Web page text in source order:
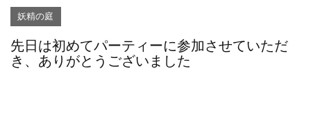
妖精の庭
先日は初めてパーティーに参加させていただ
き、ありがとうございました